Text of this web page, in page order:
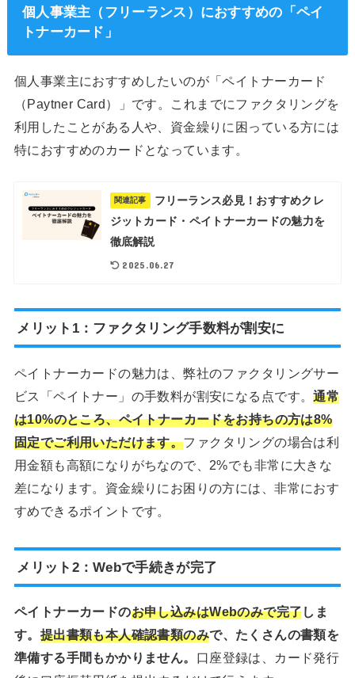
個人事業主（フリーランス）におすすめの「ペイ
トナーカード」
個人事業主におすすめしたいのが「ペイトナーカード
（Paytner Card）」です。これまでにファクタリングを
利用したことがある人や、資金繰りに困っている方には
特におすすめのカードとなっています。
関連記事
フリーランス必見！おすすめクレ
ジットカード・ペイトナーカードの魅力を
徹底解説
2025.06.27
メリット1：ファクタリング手数料が割安に
ペイトナーカードの魅力は、弊社のファクタリングサー
ビス「ペイトナー」の手数料が割安になる点です。通常
は10%のところ、ペイトナーカードをお持ちの方は8%
固定でご利用いただけます。ファクタリングの場合は利
用金額も高額になりがちなので、2%でも非常に大きな
差になります。資金繰りにお困りの方には、非常におす
すめできるポイントです。
メリット2：Webで手続きが完了
ペイトナーカードのお申し込みはWebのみで完了しま
す。 提出書類も本人確認書類のみで、たくさんの書類を
準備する手間もかかりません。 口座登録は、カード発行